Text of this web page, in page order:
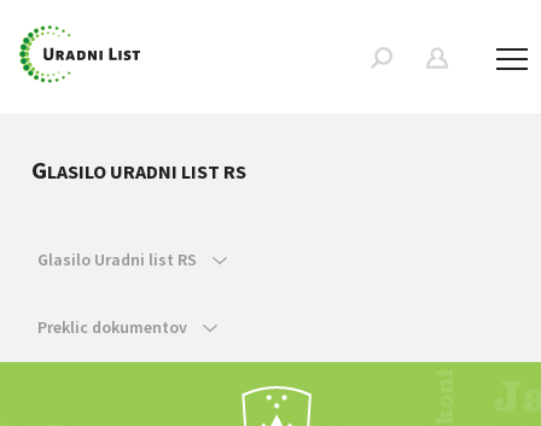
GLASILO URADNI LIST RS
Glasilo Uradni list RS
Preklic dokumentov